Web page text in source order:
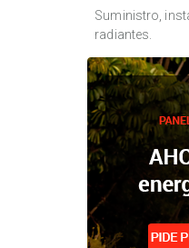
Suministro,
radiantes.